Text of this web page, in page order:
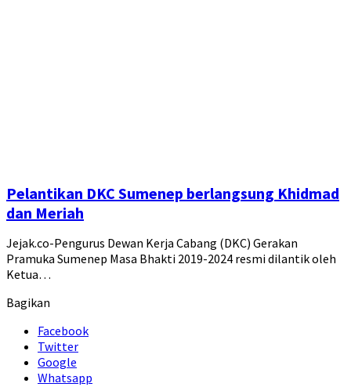
Pelantikan DKC Sumenep berlangsung Khidmad
dan Meriah
Jejak.co-Pengurus Dewan Kerja Cabang (DKC) Gerakan
Pramuka Sumenep Masa Bhakti 2019-2024 resmi dilantik oleh
Ketua…
Bagikan
Facebook
Twitter
Google
Whatsapp